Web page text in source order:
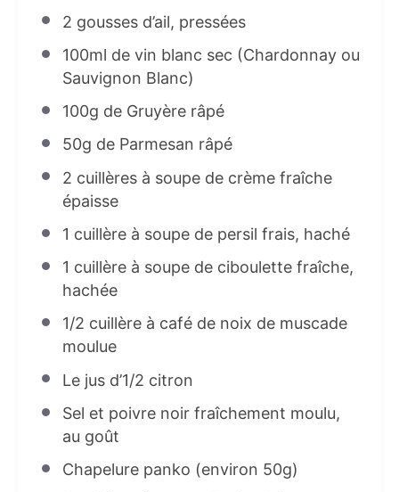
2 gousses d’ail, pressées
100ml de vin blanc sec (Chardonnay ou
Sauvignon Blanc)
100g de Gruyère râpé
50g de Parmesan râpé
2 cuillères à soupe de crème fraîche
épaisse
1 cuillère à soupe de persil frais, haché
1 cuillère à soupe de ciboulette fraîche,
hachée
1/2 cuillère à café de noix de muscade
moulue
Le jus d’1/2 citron
Sel et poivre noir fraîchement moulu,
au goût
Chapelure panko (environ 50g)